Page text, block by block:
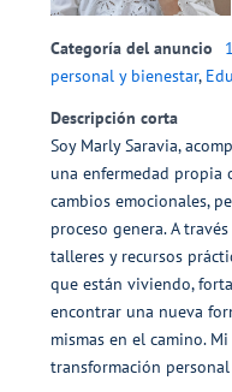
Categoría del anuncio
personal y bienestar,
Descripción corta
Soy Marly Saravia,
una enfermedad
cambios emocionales,
proceso genera. A
talleres y recursos
que están viviendo,
encontrar una nueva
mismas en el camino.
transformación